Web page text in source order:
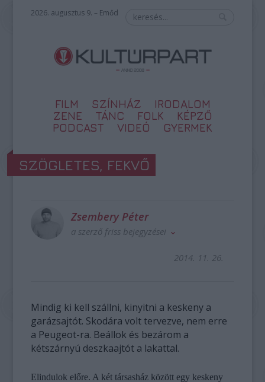
2026. augusztus 9. – Emőd
FILM SZÍNHÁZ
IRODALOM
ZENE
TÁNC FOLK
KÉPZŐ
PODCAST
VIDEÓ GYERMEK
SZÖGLETES, FEKVŐ
Zsembery Péter
a szerző friss bejegyzései
2014. 11. 26.
Mindig ki kell szállni, kinyitni a keskeny a
garázsajtót. Skodára volt tervezve, nem erre
a Peugeot-ra. Beállok és bezárom a
kétszárnyú deszkaajtót a lakattal.
Elindulok előre. A két társasház között egy keskeny